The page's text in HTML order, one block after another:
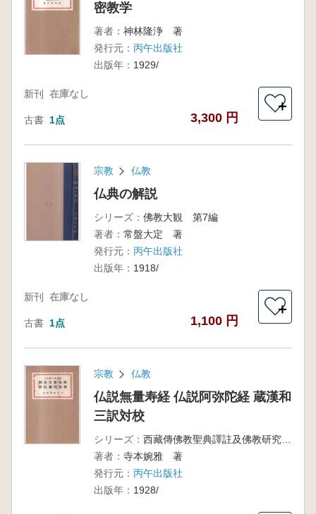
密教学
著者： 神林隆浄 著
発行元： 丙午出版社
出版年： 1929/
新刊 在庫なし
古書 1点 3,300 円
＋
宗教 仏教
仏典の解説
シリーズ： 佛教大観 第7編
著者： 常盤大定 著
発行元： 丙午出版社
出版年： 1918/
新刊 在庫なし
古書 1点 1,100 円
＋
宗教 仏教
仏説無量寿経 仏説阿弥陀経 蔵漢和
三訳対校
シリーズ：
西藏傳佛教聖典譯註及佛教研究 第2輯
著者： 寺本婉雅 著
発行元： 丙午出版社
出版年： 1928/